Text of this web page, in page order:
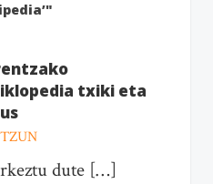
txiki eta
dute […]